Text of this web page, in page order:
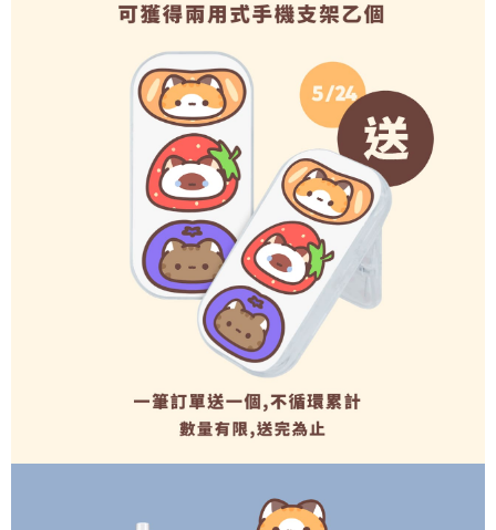
https://aftee.tw/terms/#terms3
「AFTEE先享後付」，若未經同意申辦者引起之損失，本公司不負相關責
４．使用「AFTEE先享後付」時，將依據個別帳號之用戶狀況，依本公司即
時審查核予不同之上限額度；若仍有額度不足之情形，本公司將視審查結果
５．嚴禁一人註冊多個帳號或使用他人資訊註冊。若發現惡意使用之情形，
恩沛科技股份有限公司將有權停止該用戶之使用額度並採取法律行動。
SF Express 順豐速運 (中港澳可填順豐站點點碼)